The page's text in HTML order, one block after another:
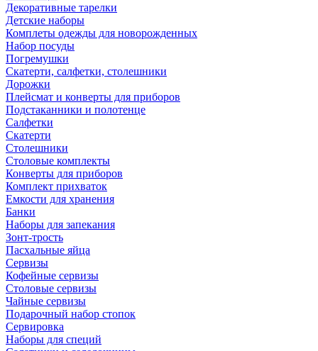
Декоративные тарелки
Детские наборы
Комплеты одежды для новорожденных
Набор посуды
Погремушки
Скатерти, салфетки, столешники
Дорожки
Плейсмат и конверты для приборов
Подстаканники и полотенце
Салфетки
Скатерти
Столешники
Столовые комплекты
Конверты для приборов
Комплект прихваток
Емкости для хранения
Банки
Наборы для запекания
Зонт-трость
Пасхальные яйца
Сервизы
Кофейные сервизы
Столовые сервизы
Чайные сервизы
Подарочный набор стопок
Сервировка
Наборы для специй